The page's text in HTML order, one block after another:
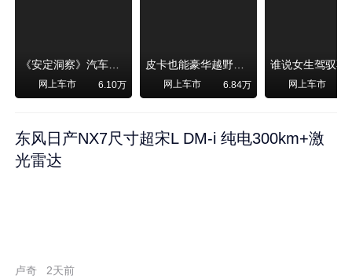
《安定洞察》汽车烧不烧油，和石油安全无关！
网上车市 6.10万
皮卡也能豪华越野！纵横F700上市，限时卖29.99万起
网上车市 6.84万 网上车市
东风日产NX7尺寸超宋L DM-i 纯电300km+激
光雷达
卢奇 2天前